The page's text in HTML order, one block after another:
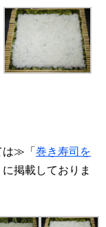
は≫「 巻き寿司を
に掲載しておりま